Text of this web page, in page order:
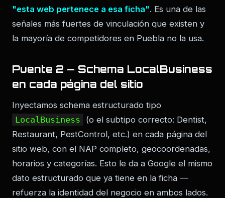
"esta web pertenece a esa ficha". Es una de las
señales más fuertes de vinculación que existen y
la mayoría de competidores en Puebla no la usa.
Puente 2 — Schema LocalBusiness
en cada página del sitio
Inyectamos schema estructurado tipo
LocalBusiness
(o el subtipo correcto: Dentist,
Restaurant, PestControl, etc.) en cada página del
sitio web, con el NAP completo, geocoordenadas,
horarios y categorías. Esto le da a Google el mismo
dato estructurado que ya tiene en la ficha —
refuerza la identidad del negocio en ambos lados.